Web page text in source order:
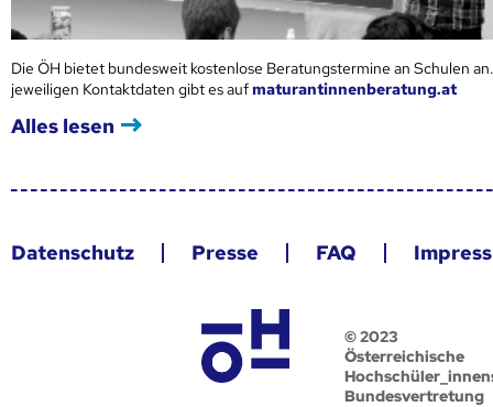
Die ÖH bietet bundesweit kostenlose Beratungstermine an Schulen
jeweiligen Kontaktdaten gibt es aufmaturantinnenberatung.at
Alles lesen
Datenschutz Presse FAQ
© 2023
Österreichische
Bundesvertretung